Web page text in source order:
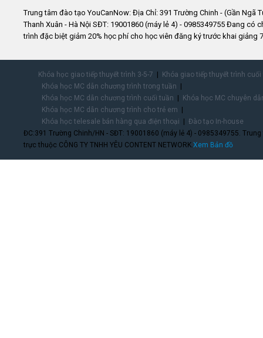
Trung tâm đào tạo YouCanNow: Địa Chỉ: 391 Trường Chinh - (Gần Ngã
Thanh Xuân - Hà Nội SĐT: 19001860 (máy lẻ 4) - 0985349755 Đang có
trình đặc biệt giảm 20% học phí cho học viên đăng ký trước khai giảng
Khóa học giao tiếp thuyết trình 3-5-7
Khóa giao tiếp thuyết trình
Khóa học MC dẫn chương trình trong tuần
Khóa học MC dẫn chương trình cuối tuần
Khóa học MC chuyên
Khóa học MC dẫn chương trình cho trẻ em
Khóa học telesale bán hàng qua điện thoại
Đào tạo In-house
ĐC:391 Trường Chinh/HN - SĐT: 19001860 (máy lẻ 4) - 0985349755.
trực thuộc CÔNG TY TNHH YÊU CONTENT NETWORK. Xem Bản đồ